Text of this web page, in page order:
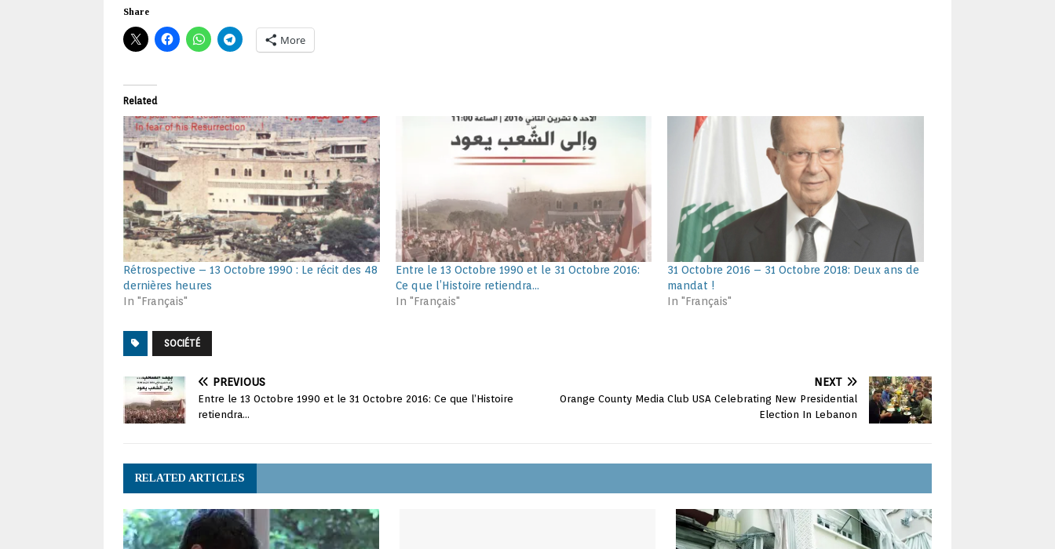
Share
More
Related
Rétrospective – 13 Octobre 1990 : Le récit des 48
dernières heures
In "Français"
Entre le 13 Octobre 1990 et le 31 Octobre 2016:
Ce que l’Histoire retiendra…
In "Français"
31 Octobre 2016 – 31 Octobre 2018: Deux ans de
mandat !
In "Français"
SOCIÉTÉ
PREVIOUS
Entre le 13 Octobre 1990 et le 31 Octobre 2016: Ce que l’Histoire
retiendra…
NEXT
Orange County Media Club USA Celebrating New Presidential
Election In Lebanon
RELATED ARTICLES